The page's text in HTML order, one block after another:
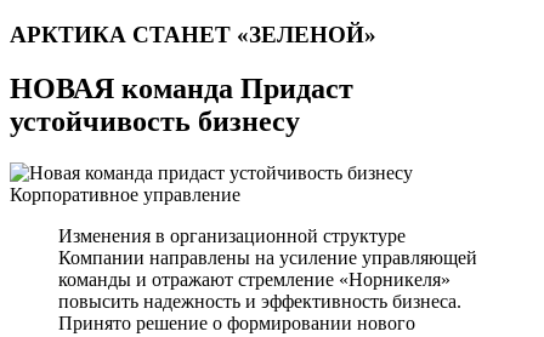
АРКТИКА СТАНЕТ «ЗЕЛЕНОЙ»
НОВАЯ команда Придаст
устойчивость бизнесу
Корпоративное управление
Изменения в организационной структуре
Компании направлены на усиление управляющей
команды и отражают стремление «Норникеля»
повысить надежность и эффективность бизнеса.
Принято решение о формировании нового